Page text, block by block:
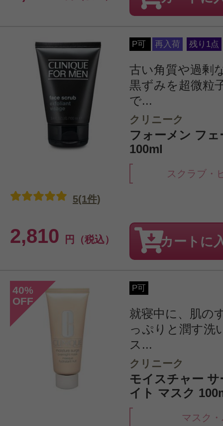
P可 再入荷 残り1点
古い角質や過剰
黒ずみを超微粒
で...
クリニーク
フォーメン フ
100ml
スクラブ・
2,810 円（税込）
5(1件)
カートに
40%
OFF
P可
就寝中に、肌の
っぷりと潤す洗
ス...
クリニーク
モイスチャー
イト マスク
マスク